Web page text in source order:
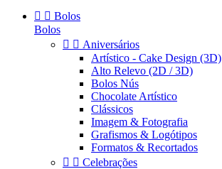
  Bolos
Bolos
  Aniversários
Artístico - Cake Design (3D)
Alto Relevo (2D / 3D)
Bolos Nús
Chocolate Artístico
Clássicos
Imagem & Fotografia
Grafismos & Logótipos
Formatos & Recortados
  Celebrações